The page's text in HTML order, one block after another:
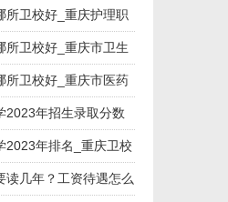
所卫校好_重庆护理职
所卫校好_重庆市卫生
所卫校好_重庆市医药
2023年招生录取分数
2023年排名_重庆卫校
读几年？工资待遇怎么